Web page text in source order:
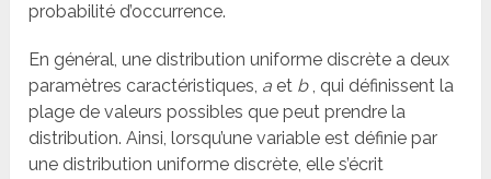
probabilité d’occurrence.
En général, une distribution uniforme discrète a deux
paramètres caractéristiques, a et b, qui définissent la
plage de valeurs possibles que peut prendre la
distribution. Ainsi, lorsqu’une variable est définie par
une distribution uniforme discrète, elle s’écrit